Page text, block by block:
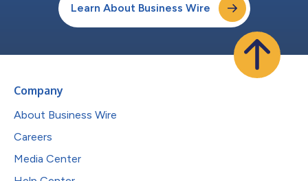
Learn About Business Wire
Company
About Business Wire
Careers
Media Center